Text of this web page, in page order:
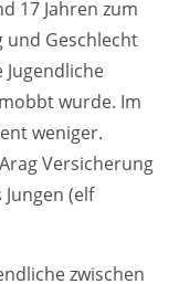
17 Jahren zum
und Geschlecht
Jugendliche
wurde. Im
weniger.
Versicherung
(elf
zwischen